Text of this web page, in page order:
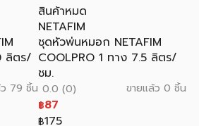
ลิตร/
79 ชิ้น
สินค้าหมด
NETAFIM
ชุดหัวพ่นหมอก NETAFIM
COOLPRO 1 ทาง 7.5 ลิตร/
ชม.
0.0 (0) ขายแล้ว 0 ชิ้น
฿87
฿175